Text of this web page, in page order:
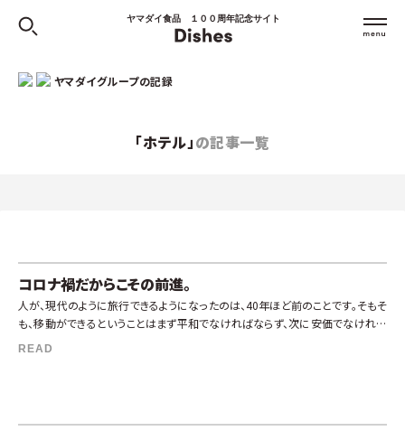
ヤマダイ食品 １００周年記念サイト
ヤマダイグループの記録
「ホテル」の記事一覧
コロナ禍だからこその前進。
人が、現代のように旅行できるようになったのは、40年ほど前のことです。そもそ
も、移動ができるということはまず平和でなければならず、次に安価でなければ
なりません。LCCのようなものが登場したのが、1970年代の後半であり、 […]
READ